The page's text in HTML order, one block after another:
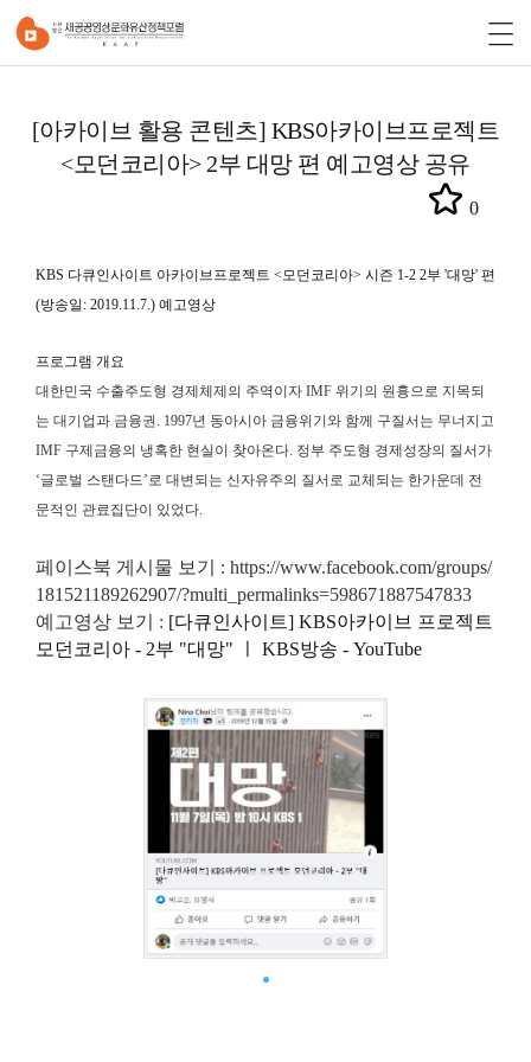
[아카이브 활용 콘텐츠] KBS아카이브프로젝트
<모던코리아> 2부 대망 편 예고영상 공유
0
KBS 다큐인사이트 아카이브프로젝트 <모던코리아> 시즌 1-2 2부 '대망' 편
(방송일: 2019.11.7.) 예고영상
프로그램 개요
대한민국 수출주도형 경제체제의 주역이자 IMF 위기의 원흉으로 지목되
는 대기업과 금융권. 1997년 동아시아 금융위기와 함께 구질서는 무너지고
IMF 구제금융의 냉혹한 현실이 찾아온다. 정부 주도형 경제성장의 질서가
‘글로벌 스탠다드’로 대변되는 신자유주의 질서로 교체되는 한가운데 전
문적인 관료집단이 있었다.
페이스북 게시물 보기 : https://www.facebook.com/groups/
181521189262907/?multi_permalinks=598671887547833
예고영상 보기 : [다큐인사이트] KBS아카이브 프로젝트
모던코리아 - 2부 "대망" ㅣ KBS방송 - YouTube